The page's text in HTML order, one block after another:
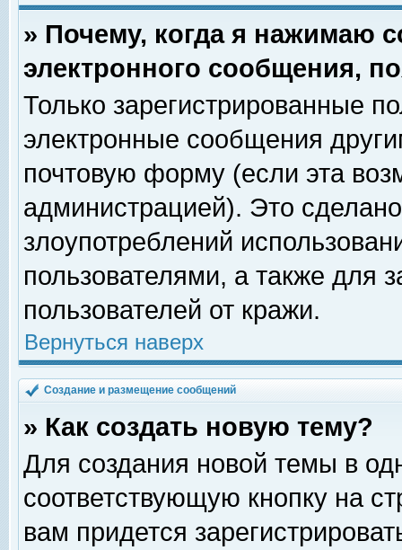
» Почему, когда я нажимаю
электронного сообщения,
Только зарегистрированные
электронные сообщения
почтовую форму (если эта
администрацией). Это
злоупотреблений
пользователями, а также для
пользователей от кражи.
Вернуться наверх
Создание и размещение сообщений
» Как создать новую тему?
Для создания новой темы в
соответствующую кнопку на
вам придется